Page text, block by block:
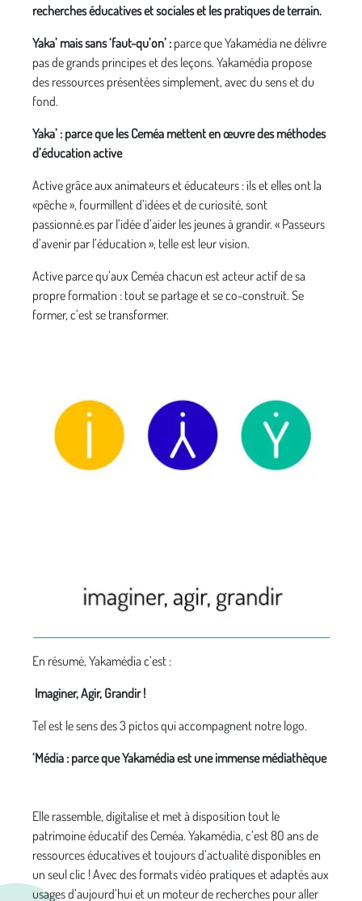
recherches éducatives et sociales et les pratiques de terrain.
Yaka’ mais sans ‘faut-qu’on’ : parce que Yakamédia ne délivre
pas de grands principes et des leçons. Yakamédia propose
des ressources présentées simplement, avec du sens et du
fond.
Yaka’ : parce que les Ceméa mettent en œuvre des méthodes
d’éducation active
Active grâce aux animateurs et éducateurs : ils et elles ont la
«pêche », fourmillent d’idées et de curiosité, sont
passionné.es par l’idée d’aider les jeunes à grandir. « Passeurs
d’avenir par l’éducation », telle est leur vision.
Active parce qu’aux Ceméa chacun est acteur actif de sa
propre formation : tout se partage et se co-construit. Se
former, c’est se transformer.
En résumé, Yakamédia c’est :
Imaginer, Agir, Grandir !
Tel est le sens des 3 pictos qui accompagnent notre logo.
‘Média : parce que Yakamédia est une immense médiathèque
Elle rassemble, digitalise et met à disposition tout le
patrimoine éducatif des Ceméa. Yakamédia, c’est 80 ans de
ressources éducatives et toujours d’actualité disponibles en
un seul clic ! Avec des formats vidéo pratiques et adaptés aux
usages d’aujourd’hui et un moteur de recherches pour aller